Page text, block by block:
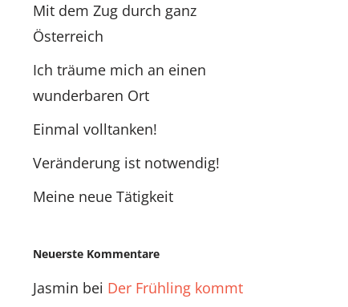
Mit dem Zug durch ganz
Österreich
Ich träume mich an einen
wunderbaren Ort
Einmal volltanken!
Veränderung ist notwendig!
Meine neue Tätigkeit
Neuerste Kommentare
Jasmin bei Der Frühling kommt